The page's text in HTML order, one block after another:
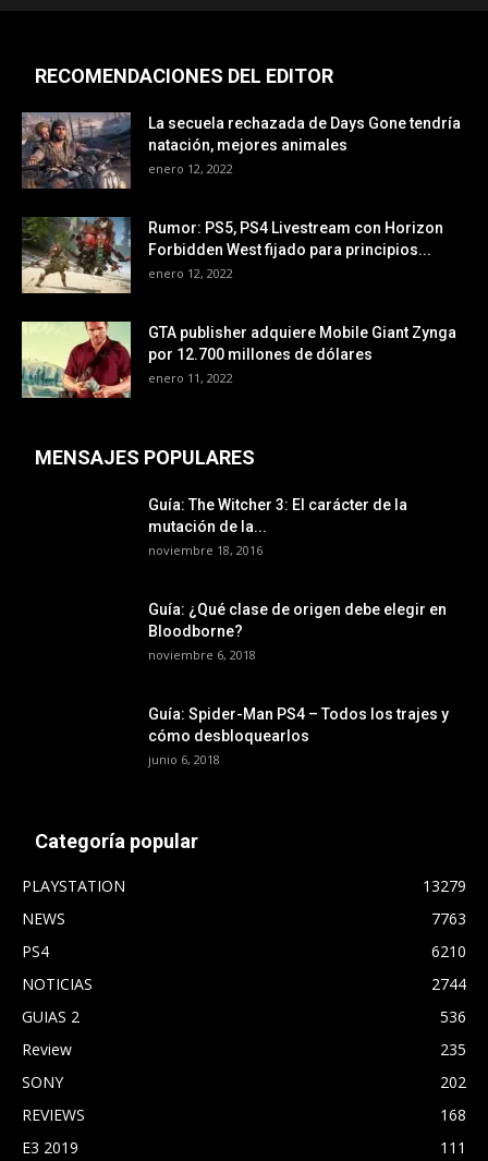
RECOMENDACIONES DEL EDITOR
La secuela rechazada de Days Gone tendría
natación, mejores animales
enero 12, 2022
Rumor: PS5, PS4 Livestream con Horizon
Forbidden West fijado para principios...
enero 12, 2022
GTA publisher adquiere Mobile Giant Zynga
por 12.700 millones de dólares
enero 11, 2022
MENSAJES POPULARES
Guía: The Witcher 3: El carácter de la
mutación de la...
noviembre 18, 2016
Guía: ¿Qué clase de origen debe elegir en
Bloodborne?
noviembre 6, 2018
Guía: Spider-Man PS4 – Todos los trajes y
cómo desbloquearlos
junio 6, 2018
Categoría popular
PLAYSTATION
13279
NEWS
7763
PS4
6210
NOTICIAS
2744
GUIAS 2
536
Review
235
SONY
202
REVIEWS
168
E3 2019
111